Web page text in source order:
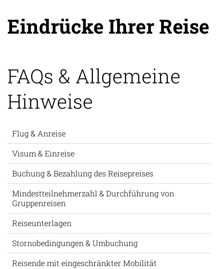
Eindrücke Ihrer Reise
FAQs & Allgemeine
Hinweise
Flug & Anreise
Visum & Einreise
Buchung & Bezahlung des Reisepreises
Mindestteilnehmerzahl & Durchführung von
Gruppenreisen
Reiseunterlagen
Stornobedingungen & Umbuchung
Reisende mit eingeschränkter Mobilität